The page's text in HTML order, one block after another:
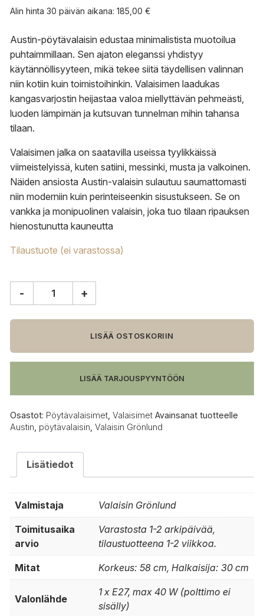
Alin hinta 30 päivän aikana: 185,00 €
Austin-pöytävalaisin edustaa minimalistista muotoilua
puhtaimmillaan. Sen ajaton eleganssi yhdistyy
käytännöllisyyteen, mikä tekee siitä täydellisen valinnan
niin kotiin kuin toimistoihinkin. Valaisimen laadukas
kangasvarjostin heijastaa valoa miellyttävän pehmeästi,
luoden lämpimän ja kutsuvan tunnelman mihin tahansa
tilaan.
Valaisimen jalka on saatavilla useissa tyylikkäissä
viimeistelyissä, kuten satiini, messinki, musta ja valkoinen.
Näiden ansiosta Austin-valaisin sulautuu saumattomasti
niin moderniin kuin perinteiseenkin sisustukseen. Se on
vankka ja monipuolinen valaisin, joka tuo tilaan ripauksen
hienostunutta kauneutta
Tilaustuote (ei varastossa)
Austin
matta
musta
- +
LISÄÄ OSTOSKORIIN
LISÄÄ TARJOUSPYYNTÖÖN
Osastot: Pöytävalaisimet Valaisimet Avainsanat tuotteelle
Austin pöytävalaisin Valaisin Grönlund
Lisätiedot
Valmistaja Valaisin Grönlund
Toimitusaika
arvio
Varastosta 1-2 arkipäivää,
tilaustuotteena 1-2 viikkoa.
Mitat Korkeus: 58 cm, Halkaisija: 30 cm
Valonlähde
1 x E27, max 40 W (polttimo ei
sisälly)